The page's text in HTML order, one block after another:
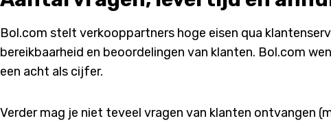
Bol.com stelt verkooppartners hoge eisen qua
bereikbaarheid en beoordelingen van klanten. Bol.com
een acht als cijfer.
Verder mag je niet teveel vragen van klanten ontvangen